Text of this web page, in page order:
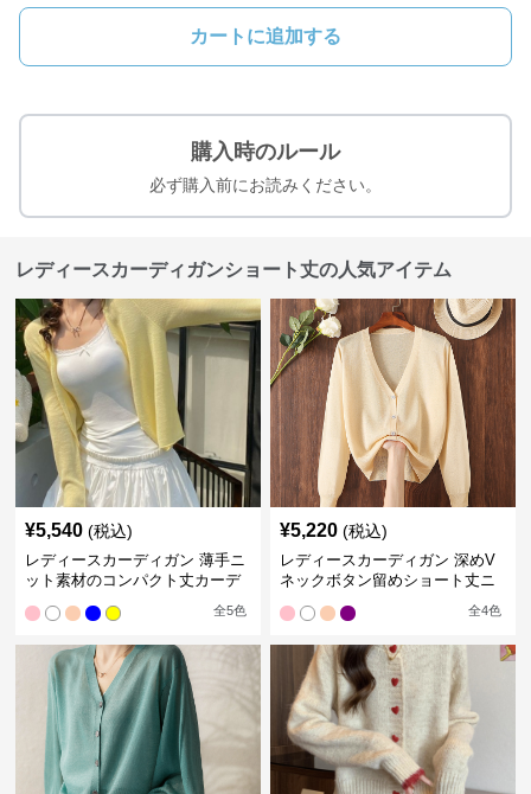
カートに追加する
購入時のルール
必ず購入前にお読みください。
レディースカーディガンショート丈の人気アイテム
¥5,540 (税込)
レディースカーディガン 薄手ニ
ット素材のコンパクト丈カーデ
全5色
¥5,220 (税込)
レディースカーディガン 深めV
ネックボタン留めショート丈ニ
全4色